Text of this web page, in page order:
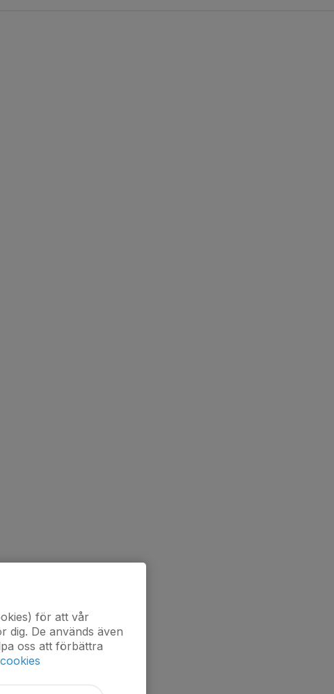
för att vår
dig. De används även
oss att förbättra